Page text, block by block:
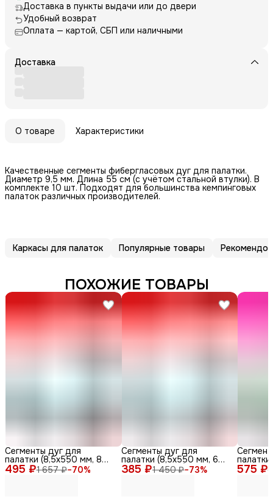
Доставка в пункты выдачи или до двери
Удобный возврат
Оплата — картой, СБП или наличными
Доставка
О товаре Характеристики
Качественные сегменты фибергласовых дуг для палатки.
Диаметр 9,5 мм. Длина 55 см (с учётом стальной втулки). В
комплекте 10 шт. Подходят для большинства кемпинговых
палаток различных производителей.
Каркасы для палаток Популярные товары
ПОХОЖИЕ ТОВАРЫ
495 ₽1 657 ₽−70%
Сегменты дуг для
палатки (8,5х550 мм, 8
шт., фиберглас) 385 ₽1 450 ₽−73%
Сегменты дуг для
палатки (8,5х550 мм, 6
шт., фиберглас) 575 ₽